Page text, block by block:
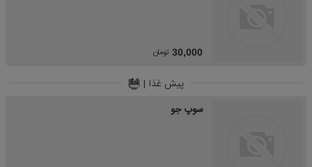
30,000 تومان
پیش غذا |
سوپ جو